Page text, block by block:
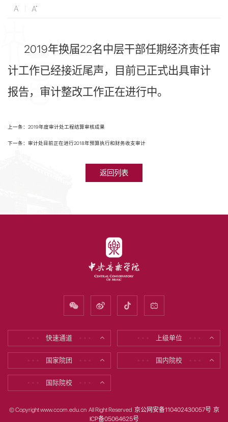
2019年换届22名中层干部任期经济责任审
计工作已经接近尾声，目前已正式出具审计
报告，审计整改工作正在进行中。
上一条：2019年度审计处工程结算审核成果
下一条：审计处目前正在进行2018年预算执行和财务收支审计
返回列表
快速通道 上级单位
国家院团 国内院校
国际院校
© Copyright www.ccom.edu.cn All Right Reserved 京公网安备110402430057号 京
ICP备05064625号